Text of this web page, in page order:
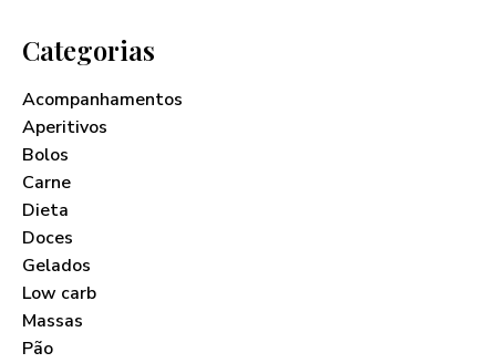
Categorias
Acompanhamentos
Aperitivos
Bolos
Carne
Dieta
Doces
Gelados
Low carb
Massas
Pão